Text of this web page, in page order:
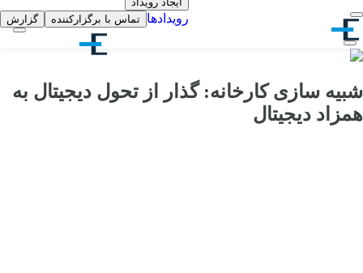
رویدادها تماس با برگزارکننده گزارش
شبیه سازی کارخانه: گذار از تحول دیجیتال به
همزاد دیجیتال